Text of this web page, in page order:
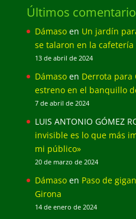
Últimos
Dámasoen Un jardín
se talaron en la cafetería
13 de abril de 2024
Dámasoen Derrota para
estreno en el banquillo
7 de abril de 2024
LUIS ANTONIO GÓMEZ
invisible es lo que más
mi público»
20 de marzo de 2024
Dámasoen Paso de
Girona
14 de enero de 2024